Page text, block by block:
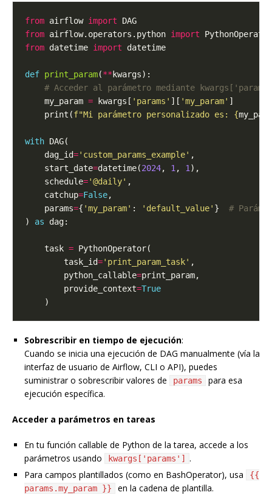
from airflow import
from airflow.operators.python import
from datetime import
def print_param(**
# Acceder al parámetro mediante
    my_param
= kwargs[ 'params' ][ 'my_param'
    print(
f"Mi parámetro personalizado es: {
with
    dag_id
='custom_params_example'
    start_date
=datetime(2024, 1 , 1
    schedule
='@daily'
    catchup
=False
    params
={ 'my_param' : 'default_value' } #
) as
    task
=
        task_id
='print_param_task'
        python_callable
=
        provide_context
=True
Sobrescribir en tiempo de ejecución:
Cuando se inicia una ejecución de DAG manualmente (vía la
interfaz de usuario de Airflow, CLI o API), puedes
suministrar o sobrescribir valores de
params
para esa
ejecución específica.
Acceder a parámetros en tareas
En tu función callable de Python de la tarea, accede a los
parámetros usando
kwargs['params']
.
Para campos plantillados (como en BashOperator), usa
{{
params.my_param }}
en la cadena de plantilla.